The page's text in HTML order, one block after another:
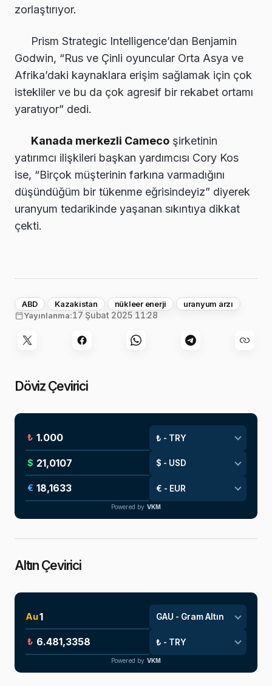
zorlaştırıyor.
Prism Strategic Intelligence’dan Benjamin
Godwin, “Rus ve Çinli oyuncular Orta Asya ve
Afrika’daki kaynaklara erişim sağlamak için çok
istekliler ve bu da çok agresif bir rekabet ortamı
yaratıyor” dedi.
Kanada merkezli Cameco şirketinin
yatırımcı ilişkileri başkan yardımcısı Cory Kos
ise, “Birçok müşterinin farkına varmadığını
düşündüğüm bir tükenme eğrisindeyiz” diyerek
uranyum tedarikinde yaşanan sıkıntıya dikkat
çekti.
ABD Kazakistan nükleer enerji
uranyum arzı
Yayınlanma:17 Şubat 2025 11:28
Döviz Çevirici
₺
$
€
Powered by VKM
Altın Çevirici
Au
₺
Powered by VKM